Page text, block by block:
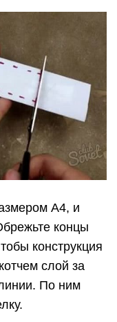
А4, и
концы
конструкция
слой за
По ним